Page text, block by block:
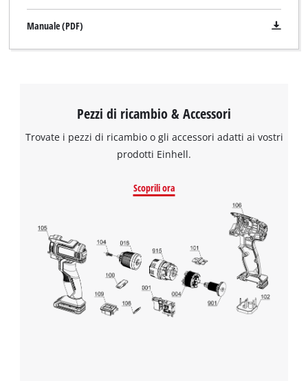
Manuale (PDF)
Pezzi di ricambio & Accessori
Trovate i pezzi di ricambio o gli accessori adatti ai vostri
prodotti Einhell.
Scoprili ora